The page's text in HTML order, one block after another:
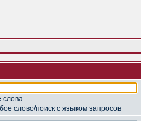
слова
слово/поиск с языком запросов